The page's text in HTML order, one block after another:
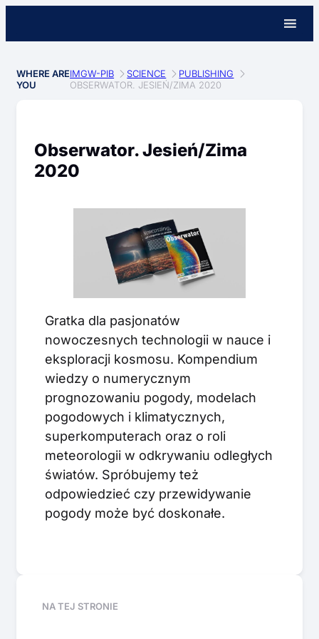
WHERE ARE
YOU
IMGW-PIB SCIENCE
PUBLISHING
OBSERWATOR. JESIEŃ/ZIMA 2020
Obserwator. Jesień/Zima
2020
Gratka dla pasjonatów
nowoczesnych technologii w nauce i
eksploracji kosmosu. Kompendium
wiedzy o numerycznym
prognozowaniu pogody, modelach
pogodowych i klimatycznych,
superkomputerach oraz o roli
meteorologii w odkrywaniu odległych
światów. Spróbujemy też
odpowiedzieć czy przewidywanie
pogody może być doskonałe.
NA TEJ STRONIE